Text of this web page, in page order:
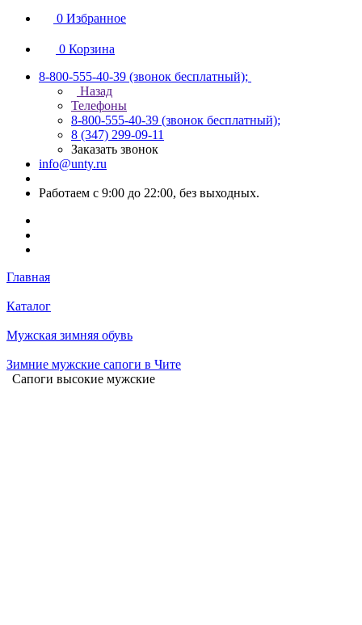
0 Избранное
0 Корзина
8-800-555-40-39 (звонок бесплатный);
Назад
Телефоны
8-800-555-40-39 (звонок бесплатный);
8 (347) 299-09-11
Заказать звонок
info@unty.ru
Работаем с 9:00 до 22:00, без выходных.
Главная
Каталог
Мужская зимняя обувь
Зимние мужские сапоги в Чите
Сапоги высокие мужские